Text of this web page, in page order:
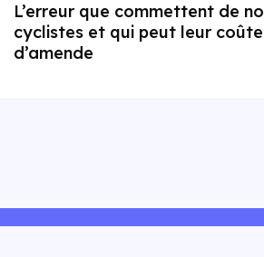
L’erreur que commettent de
cyclistes et qui peut leur
d’amende